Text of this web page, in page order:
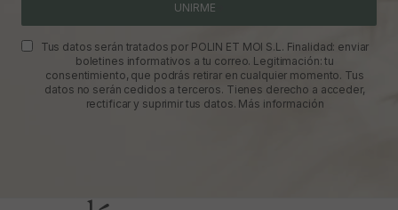
UNIRME
Tus datos serán tratados por POLIN ET MOI S.L. Finalidad: enviar
boletines informativos a tu correo. Legitimación: tu
consentimiento, que podrás retirar en cualquier momento. Tus
datos no serán cedidos a terceros. Tienes derecho a acceder,
rectificar y suprimir tus datos. Más información